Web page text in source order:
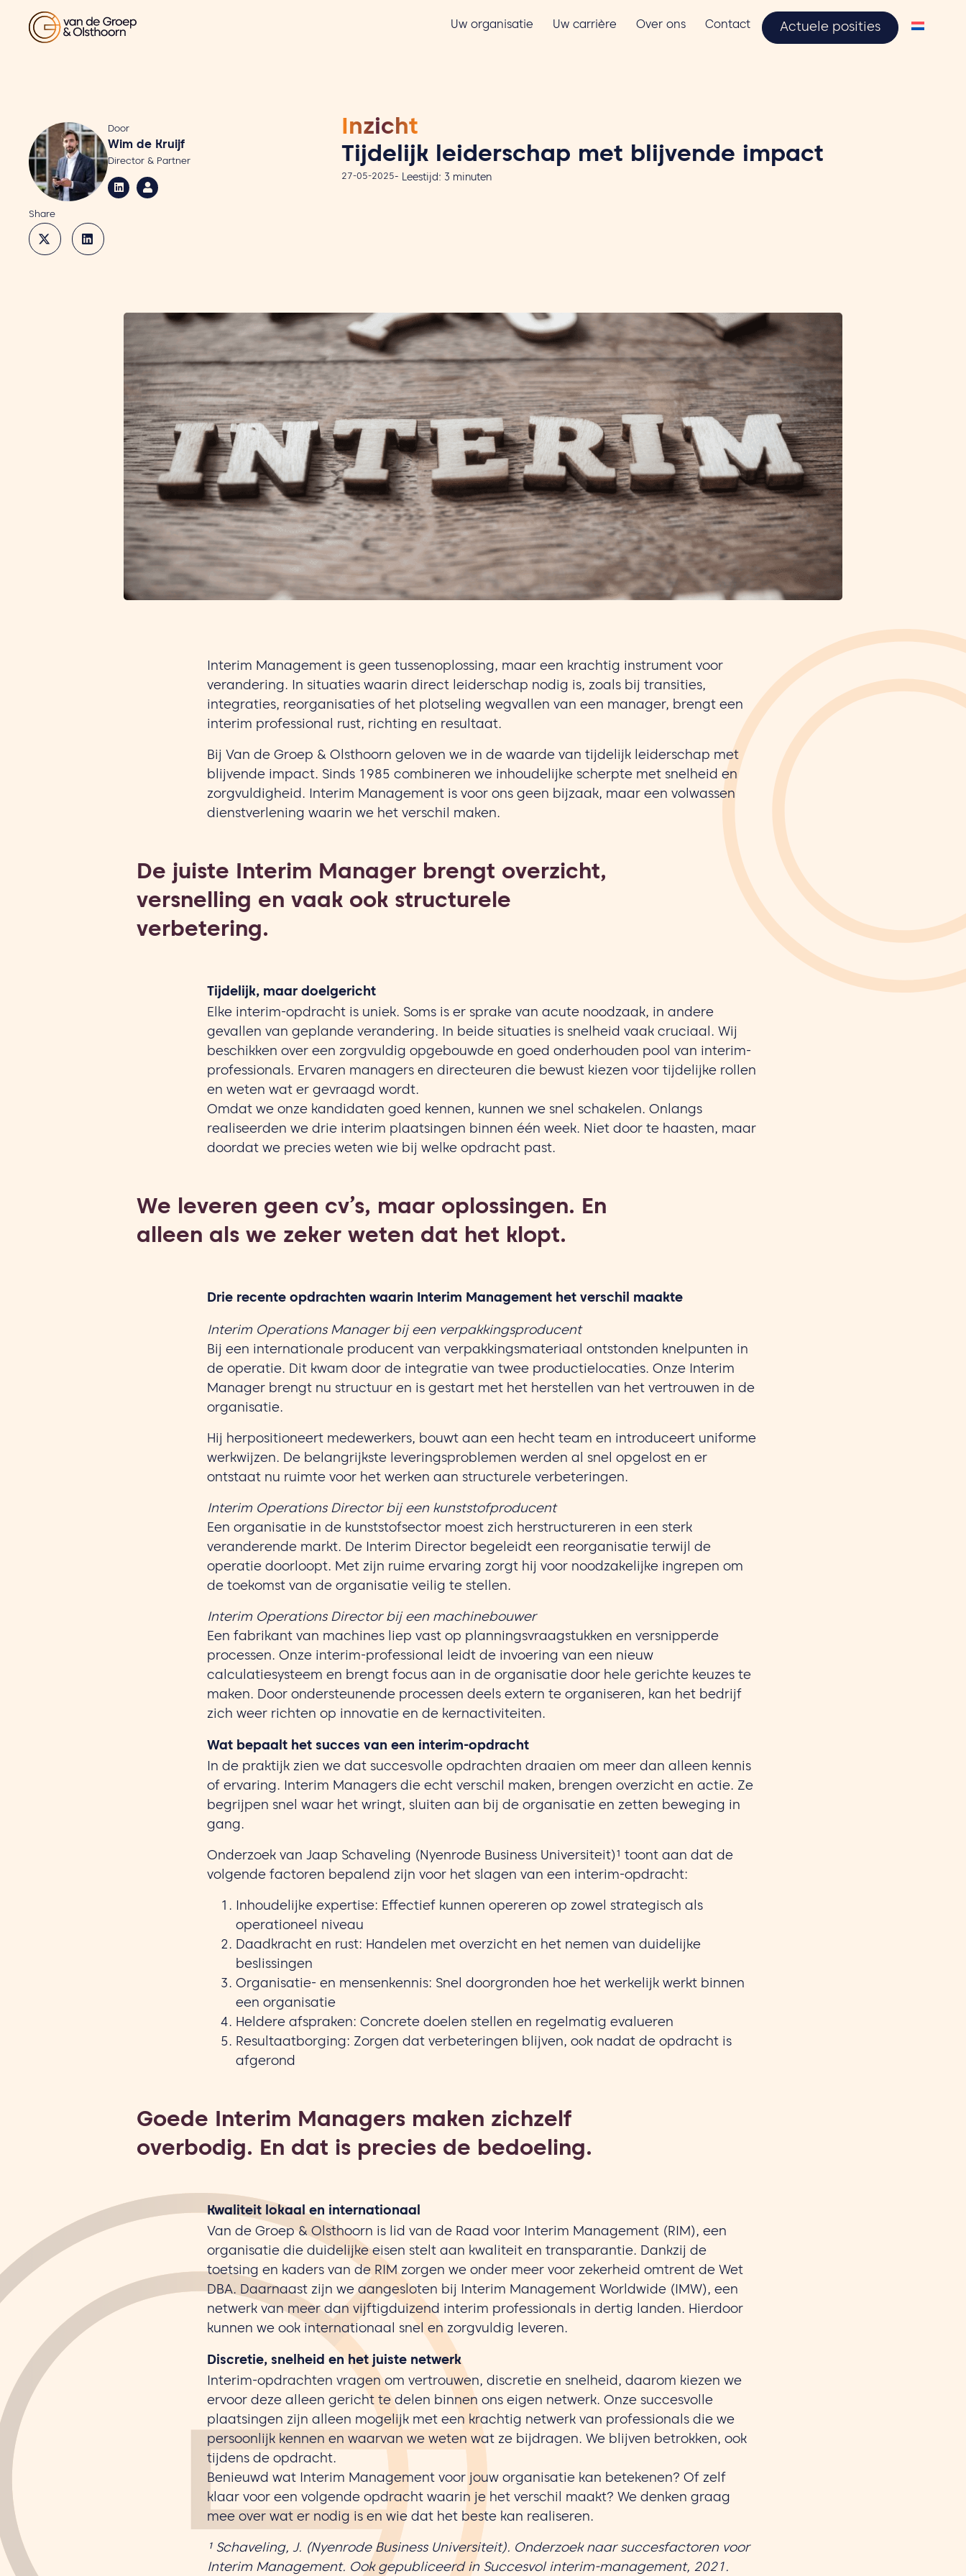
Uw organisatie Uw carrière Over ons Contact Actuele posities
Door
Wim de Kruijf
Director & Partner
Share
Inzicht
Tijdelijk leiderschap met blijvende impact
27-05-2025- Leestijd: 3 minuten
Interim Management is geen tussenoplossing, maar een krachtig instrument voor
verandering. In situaties waarin direct leiderschap nodig is, zoals bij transities,
integraties, reorganisaties of het plotseling wegvallen van een manager, brengt een
interim professional rust, richting en resultaat.
Bij Van de Groep & Olsthoorn geloven we in de waarde van tijdelijk leiderschap met
blijvende impact. Sinds 1985 combineren we inhoudelijke scherpte met snelheid en
zorgvuldigheid. Interim Management is voor ons geen bijzaak, maar een volwassen
dienstverlening waarin we het verschil maken.
De juiste Interim Manager brengt overzicht,
versnelling en vaak ook structurele
verbetering.
Tijdelijk, maar doelgericht
Elke interim-opdracht is uniek. Soms is er sprake van acute noodzaak, in andere
gevallen van geplande verandering. In beide situaties is snelheid vaak cruciaal. Wij
beschikken over een zorgvuldig opgebouwde en goed onderhouden pool van interim-
professionals. Ervaren managers en directeuren die bewust kiezen voor tijdelijke rollen
en weten wat er gevraagd wordt.
Omdat we onze kandidaten goed kennen, kunnen we snel schakelen. Onlangs
realiseerden we drie interim plaatsingen binnen één week. Niet door te haasten, maar
doordat we precies weten wie bij welke opdracht past.
We leveren geen cv’s, maar oplossingen. En
alleen als we zeker weten dat het klopt.
Drie recente opdrachten waarin Interim Management het verschil maakte
Interim Operations Manager bij een verpakkingsproducent
Bij een internationale producent van verpakkingsmateriaal ontstonden knelpunten in
de operatie. Dit kwam door de integratie van twee productielocaties. Onze Interim
Manager brengt nu structuur en is gestart met het herstellen van het vertrouwen in de
organisatie.
Hij herpositioneert medewerkers, bouwt aan een hecht team en introduceert uniforme
werkwijzen. De belangrijkste leveringsproblemen werden al snel opgelost en er
ontstaat nu ruimte voor het werken aan structurele verbeteringen.
Interim Operations Director bij een kunststofproducent
Een organisatie in de kunststofsector moest zich herstructureren in een sterk
veranderende markt. De Interim Director begeleidt een reorganisatie terwijl de
operatie doorloopt. Met zijn ruime ervaring zorgt hij voor noodzakelijke ingrepen om
de toekomst van de organisatie veilig te stellen.
Interim Operations Director bij een machinebouwer
Een fabrikant van machines liep vast op planningsvraagstukken en versnipperde
processen. Onze interim-professional leidt de invoering van een nieuw
calculatiesysteem en brengt focus aan in de organisatie door hele gerichte keuzes te
maken. Door ondersteunende processen deels extern te organiseren, kan het bedrijf
zich weer richten op innovatie en de kernactiviteiten.
Wat bepaalt het succes van een interim-opdracht
In de praktijk zien we dat succesvolle opdrachten draaien om meer dan alleen kennis
of ervaring. Interim Managers die echt verschil maken, brengen overzicht en actie. Ze
begrijpen snel waar het wringt, sluiten aan bij de organisatie en zetten beweging in
gang.
Onderzoek van Jaap Schaveling (Nyenrode Business Universiteit)¹ toont aan dat de
volgende factoren bepalend zijn voor het slagen van een interim-opdracht:
Inhoudelijke expertise: Effectief kunnen opereren op zowel strategisch als
operationeel niveau
Daadkracht en rust: Handelen met overzicht en het nemen van duidelijke
beslissingen
Organisatie- en mensenkennis: Snel doorgronden hoe het werkelijk werkt binnen
een organisatie
Heldere afspraken: Concrete doelen stellen en regelmatig evalueren
Resultaatborging: Zorgen dat verbeteringen blijven, ook nadat de opdracht is
afgerond
Goede Interim Managers maken zichzelf
overbodig. En dat is precies de bedoeling.
Kwaliteit lokaal en internationaal
Van de Groep & Olsthoorn is lid van de Raad voor Interim Management (RIM), een
organisatie die duidelijke eisen stelt aan kwaliteit en transparantie. Dankzij de
toetsing en kaders van de RIM zorgen we onder meer voor zekerheid omtrent de Wet
DBA. Daarnaast zijn we aangesloten bij Interim Management Worldwide (IMW), een
netwerk van meer dan vijftigduizend interim professionals in dertig landen. Hierdoor
kunnen we ook internationaal snel en zorgvuldig leveren.
Discretie, snelheid en het juiste netwerk
Interim-opdrachten vragen om vertrouwen, discretie en snelheid, daarom kiezen we
ervoor deze alleen gericht te delen binnen ons eigen netwerk. Onze succesvolle
plaatsingen zijn alleen mogelijk met een krachtig netwerk van professionals die we
persoonlijk kennen en waarvan we weten wat ze bijdragen. We blijven betrokken, ook
tijdens de opdracht.
Benieuwd wat Interim Management voor jouw organisatie kan betekenen? Of zelf
klaar voor een volgende opdracht waarin je het verschil maakt? We denken graag
mee over wat er nodig is en wie dat het beste kan realiseren.
¹ Schaveling, J. (Nyenrode Business Universiteit). Onderzoek naar succesfactoren voor
Interim Management. Ook gepubliceerd in Succesvol interim-management, 2021.